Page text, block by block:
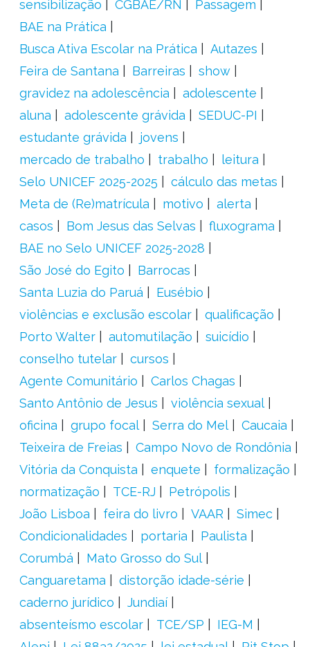
sensibilização
CGBAE/RN
Passagem
BAE na Prática
Busca Ativa Escolar na Prática
Autazes
Feira de Santana
Barreiras
show
gravidez na adolescência
adolescente
aluna
adolescente grávida
SEDUC-PI
estudante grávida
jovens
mercado de trabalho
trabalho
leitura
Selo UNICEF 2025-2025
cálculo das metas
Meta de (Re)matrícula
motivo
alerta
casos
Bom Jesus das Selvas
fluxograma
BAE no Selo UNICEF 2025-2028
São José do Egito
Barrocas
Santa Luzia do Paruá
Eusébio
violências e exclusão escolar
qualificação
Porto Walter
automutilação
suicídio
conselho tutelar
cursos
Agente Comunitário
Carlos Chagas
Santo Antônio de Jesus
violência sexual
oficina
grupo focal Serra do Mel
Caucaia
Teixeira de Freias
Campo Novo de Rondônia
Vitória da Conquista
enquete
formalização
normatização
TCE-RJ
Petrópolis
João Lisboa
feira do livro VAAR
Simec
Condicionalidades
portaria
Paulista
Corumbá
Mato Grosso do Sul
Canguaretama
distorção idade-série
caderno jurídico
Jundiaí
absenteísmo escolar
TCE/SP
IEG-M